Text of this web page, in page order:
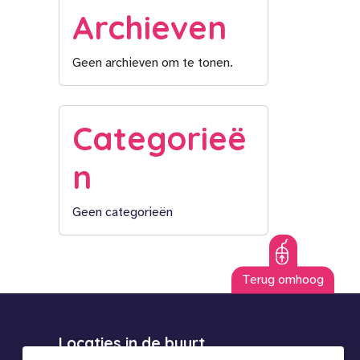
Archieven
Geen archieven om te tonen.
Categorieë
n
Geen categorieën
Terug omhoog
Locaties in de buurt